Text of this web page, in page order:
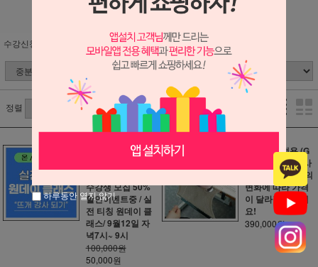
수강신청
정렬
[줌으로 진행하는
수강생 모집 50%
할인이벤트중 / 실
전 티칭 원데이 클
래스/ 9월12일 자
녁7시~ 9시
100,000원
50,000원
수편기 가정용 (G
K-370) 젤 작은 사
이즈 / 일본 엔화의
변화에 따라 가격
이 달라질수 있어
요!
390,000원
하루동안 열지 않기